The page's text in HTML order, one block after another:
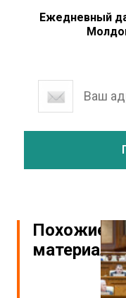
Ежедневный
Похожие
материалы